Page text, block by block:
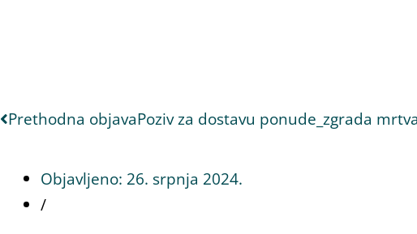
Prethodna objavaPoziv za dostavu ponude_zgrada
Objavljeno: 26. srpnja 2024.
/